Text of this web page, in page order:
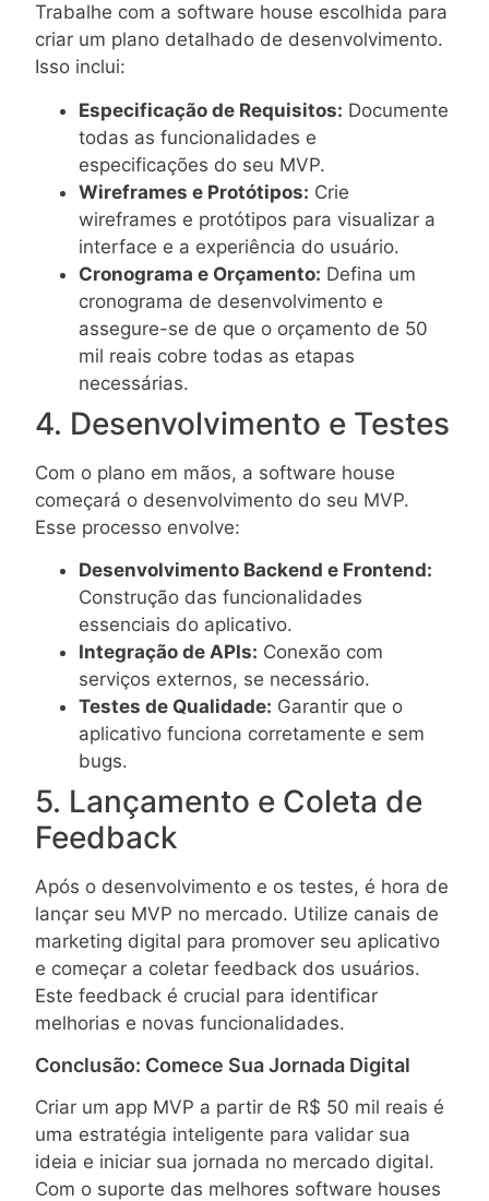
Trabalhe com a software house escolhida para
criar um plano detalhado de desenvolvimento.
Isso inclui:
Especificação de Requisitos: Documente
todas as funcionalidades e
especificações do seu MVP.
Wireframes e Protótipos: Crie
wireframes e protótipos para visualizar a
interface e a experiência do usuário.
Cronograma e Orçamento: Defina um
cronograma de desenvolvimento e
assegure-se de que o orçamento de 50
mil reais cobre todas as etapas
necessárias.
4. Desenvolvimento e Testes
Com o plano em mãos, a software house
começará o desenvolvimento do seu MVP.
Esse processo envolve:
Desenvolvimento Backend e Frontend:
Construção das funcionalidades
essenciais do aplicativo.
Integração de APIs: Conexão com
serviços externos, se necessário.
Testes de Qualidade: Garantir que o
aplicativo funciona corretamente e sem
bugs.
5. Lançamento e Coleta de
Feedback
Após o desenvolvimento e os testes, é hora de
lançar seu MVP no mercado. Utilize canais de
marketing digital para promover seu aplicativo
e começar a coletar feedback dos usuários.
Este feedback é crucial para identificar
melhorias e novas funcionalidades.
Conclusão: Comece Sua Jornada Digital
Criar um app MVP a partir de R$ 50 mil reais é
uma estratégia inteligente para validar sua
ideia e iniciar sua jornada no mercado digital.
Com o suporte das melhores software houses